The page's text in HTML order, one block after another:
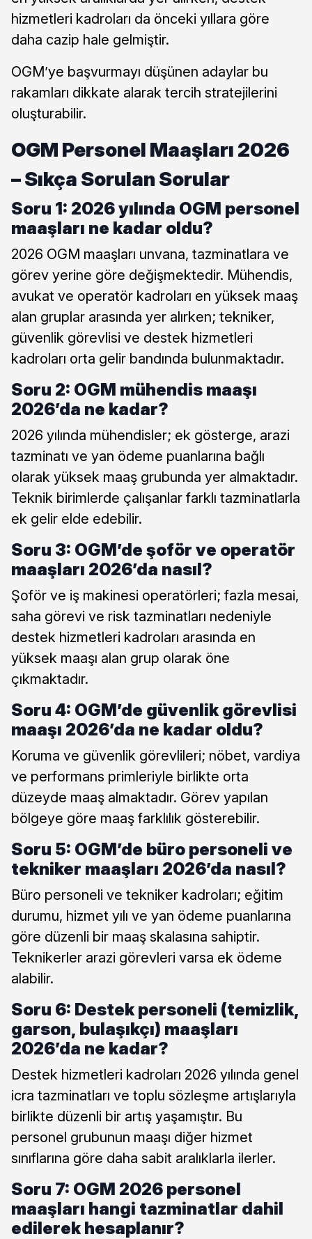
hizmetleri kadroları da önceki yıllara göre
daha cazip hale gelmiştir.
OGM’ye başvurmayı düşünen adaylar bu
rakamları dikkate alarak tercih stratejilerini
oluşturabilir.
OGM Personel Maaşları 2026
– Sıkça Sorulan Sorular
Soru 1: 2026 yılında OGM personel
maaşları ne kadar oldu?
2026 OGM maaşları unvana, tazminatlara ve
görev yerine göre değişmektedir. Mühendis,
avukat ve operatör kadroları en yüksek maaş
alan gruplar arasında yer alırken; tekniker,
güvenlik görevlisi ve destek hizmetleri
kadroları orta gelir bandında bulunmaktadır.
Soru 2: OGM mühendis maaşı
2026’da ne kadar?
2026 yılında mühendisler; ek gösterge, arazi
tazminatı ve yan ödeme puanlarına bağlı
olarak yüksek maaş grubunda yer almaktadır.
Teknik birimlerde çalışanlar farklı tazminatlarla
ek gelir elde edebilir.
Soru 3: OGM’de şoför ve operatör
maaşları 2026’da nasıl?
Şoför ve iş makinesi operatörleri; fazla mesai,
saha görevi ve risk tazminatları nedeniyle
destek hizmetleri kadroları arasında en
yüksek maaşı alan grup olarak öne
çıkmaktadır.
Soru 4: OGM’de güvenlik görevlisi
maaşı 2026’da ne kadar oldu?
Koruma ve güvenlik görevlileri; nöbet, vardiya
ve performans primleriyle birlikte orta
düzeyde maaş almaktadır. Görev yapılan
bölgeye göre maaş farklılık gösterebilir.
Soru 5: OGM’de büro personeli ve
tekniker maaşları 2026’da nasıl?
Büro personeli ve tekniker kadroları; eğitim
durumu, hizmet yılı ve yan ödeme puanlarına
göre düzenli bir maaş skalasına sahiptir.
Teknikerler arazi görevleri varsa ek ödeme
alabilir.
Soru 6: Destek personeli (temizlik,
garson, bulaşıkçı) maaşları
2026’da ne kadar?
Destek hizmetleri kadroları 2026 yılında genel
icra tazminatları ve toplu sözleşme artışlarıyla
birlikte düzenli bir artış yaşamıştır. Bu
personel grubunun maaşı diğer hizmet
sınıflarına göre daha sabit aralıklarla ilerler.
Soru 7: OGM 2026 personel
maaşları hangi tazminatlar dahil
edilerek hesaplanır?